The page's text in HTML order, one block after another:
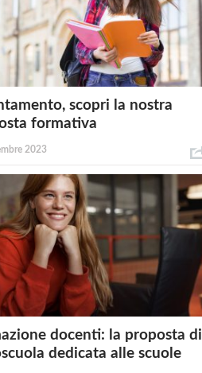
scopri la nostra
formativa
2023
docenti: la proposta di
dedicata alle scuole